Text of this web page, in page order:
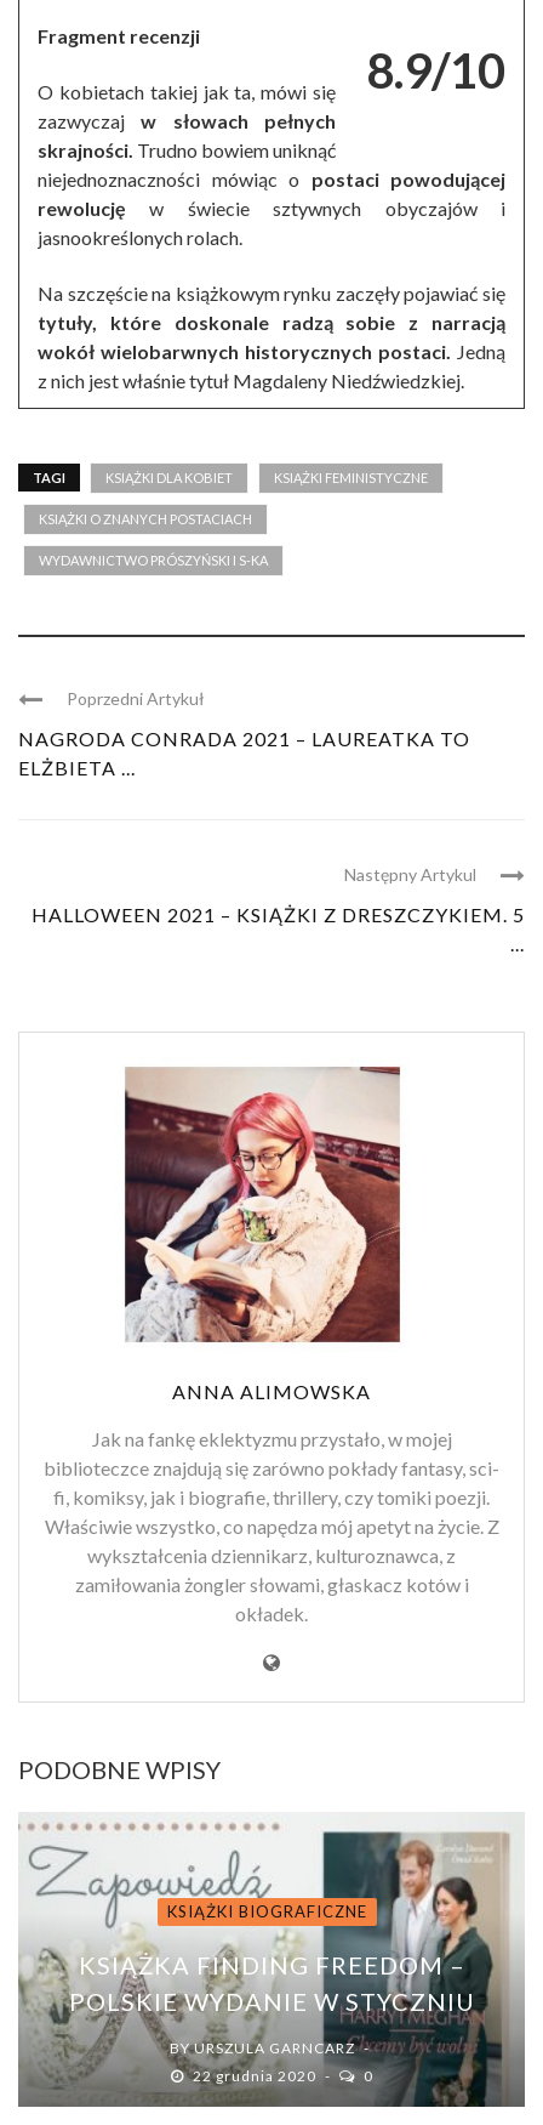
8.9/10
Fragment recenzji
O kobietach takiej jak ta, mówi się
zazwyczajw słowach pełnych
skrajności. Trudno bowiem uniknąć
niejednoznaczności mówiąc o postaci powodującej
rewolucję w świecie sztywnych obyczajów i
jasnookreślonych rolach.
Na szczęście na książkowym rynku zaczęły pojawiać się
tytuły, które doskonale radzą sobie z narracją
wokół wielobarwnych historycznych postaci.
Jedną
z nich jest właśnie tytuł Magdaleny Niedźwiedzkiej.
TAGI KSIĄŻKI DLA KOBIET KSIĄŻKI FEMINISTYCZNE
KSIĄŻKI O ZNANYCH POSTACIACH
WYDAWNICTWO PRÓSZYŃSKI I S-KA
Poprzedni Artykuł
NAGRODA CONRADA 2021 – LAUREATKA TO
ELŻBIETA ...
Następny Artykul
HALLOWEEN 2021 – KSIĄŻKI Z DRESZCZYKIEM. 5
ANNA ALIMOWSKA
Jak na fankę eklektyzmu przystało, w mojej
biblioteczce znajdują się zarówno pokłady fantasy, sci-
fi, komiksy, jak i biografie, thrillery, czy tomiki poezji.
Właściwie wszystko, co napędza mój apetyt na życie. Z
wykształcenia dziennikarz, kulturoznawca, z
zamiłowania żongler słowami, głaskacz kotów i
okładek.
PODOBNE WPISY
KSIĄŻKI BIOGRAFICZNE
KSIĄŻKA FINDING FREEDOM –
POLSKIE WYDANIE W STYCZNIU
BYURSZULA GARNCARZ
22 grudnia 2020
0